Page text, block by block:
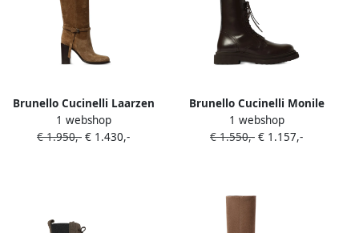
Brunello Cucinelli Laarzen
met gesp Bruin
1 webshop
€ 1.950,- € 1.430,-
Brunello Cucinelli Monile
lammy enkellaarzen Bruin
1 webshop
€ 1.550,- € 1.157,-